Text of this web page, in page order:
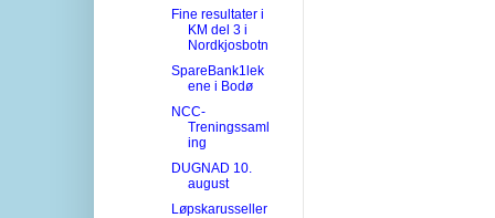
Fine resultater i
KM del 3 i
Nordkjosbotn
SpareBank1lek
ene i Bodø
NCC-
Treningssaml
ing
DUGNAD 10.
august
Løpskarusseller